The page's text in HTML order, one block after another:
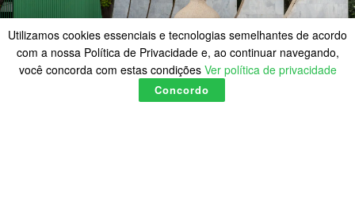
Utilizamos cookies essenciais e tecnologias semelhantes de acordo
com a nossa Política de Privacidade e, ao continuar navegando,
você concorda com estas condições Ver política de privacidade
Concordo